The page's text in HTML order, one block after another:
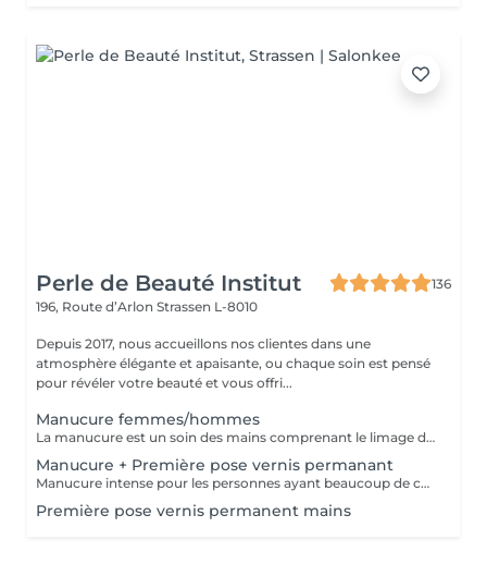
Perle de Beauté Institut
136
196, Route d’Arlon Strassen L-8010
Depuis 2017, nous accueillons nos clientes dans une
atmosphère élégante et apaisante, ou chaque soin est pensé
pour révéler votre beauté et vous offri...
Manucure femmes/hommes
La manucure est un soin des mains comprenant le limage des ongles, la pousse et la coupe des cuticules, gommage, massage avec crème de soin et application d'un vernis transparent si désiré.
Manucure + Première pose vernis permanant
Manucure intense pour les personnes ayant beaucoup de cuticules + appliquer vernis permanant
Première pose vernis permanent mains